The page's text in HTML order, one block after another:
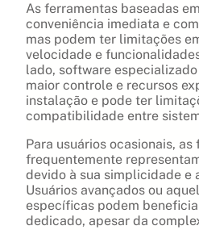
As ferramentas baseadas
conveniência imediata e
mas podem ter limitações
velocidade e
lado, software
maior controle e recursos
instalação e pode ter
compatibilidade entre
Para usuários ocasionais,
frequentemente
devido à sua simplicidade e
Usuários avançados ou
específicas podem
dedicado, apesar da